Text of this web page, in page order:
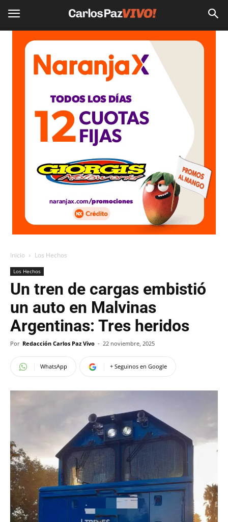
Inicio Los Hechos
Los Hechos
Un tren de cargas embistió
un auto en Malvinas
Argentinas: Tres heridos
Por Redacción Carlos Paz Vivo - 22 noviembre, 2025
WhatsApp + Seguinos en Google